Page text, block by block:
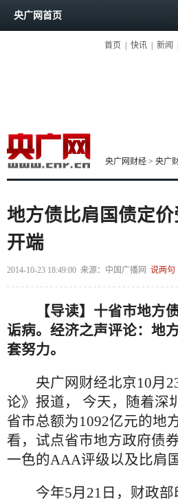
央广网首页
首页 快讯 新闻
央广网财经 > 央广
地方债比肩国债定
开端
2014-10-23 18:49:00 来源： 中国广播网 说两句
【导读】十省市地方
诟病。经济之声评论：地
套努力。
央广网财经北京10月23
论》报道， 今天，随着深
省市总额为1092亿元的地
看，试点省市地方政府债
一色的AAA评级以及比肩
今年5月21日，财政部